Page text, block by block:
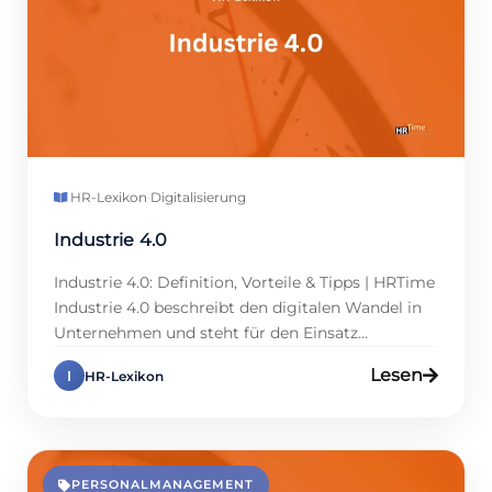
HR-Lexikon·Digitalisierung
Industrie 4.0
Industrie 4.0: Definition, Vorteile & Tipps | HRTime
Industrie 4.0 beschreibt den digitalen Wandel in
Unternehmen und steht für den Einsatz
moderner Technologien zur Vernetzung von
Prozessen. Für das Personalmanagement
Datenanalysen und smarte Tools werden
zunehmend Teil der HR-Arbeit. Personalmanager
I HR-Lexikon Lesen
PERSONALMANAGEMENT